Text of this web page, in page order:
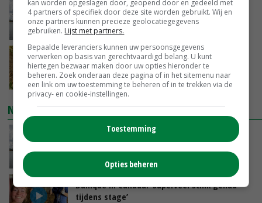
Koeien van enige drijvende boerderij ter
wereld zijn te koop
VANDAAG, 12:00
Droogte raakt alle sectoren, LTO waarschuwt
voor lege schappen
VANDAAG, 11:05
NIEUWSTE VIDEO'S
Koeien van enige drijvende boerderij ter
Danique in Canada: ‘Superveel schik gehad
tijdens stage’
kan worden opgeslagen door, geopend door en gedeeld met
4 partners of specifiek door deze site worden gebruikt. Wij en
onze partners kunnen precieze geolocatiegegevens
gebruiken. Lijst met partners.
Bepaalde leveranciers kunnen uw persoonsgegevens
verwerken op basis van gerechtvaardigd belang. U kunt
hiertegen bezwaar maken door uw opties hieronder te
beheren. Zoek onderaan deze pagina of in het sitemenu naar
een link om uw toestemming te beheren of in te trekken via de
privacy- en cookie-instellingen.
Toestemming
Opties beheren